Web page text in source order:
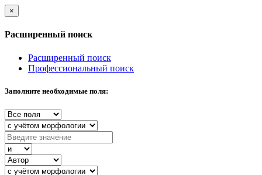
×
Расширенный поиск
Расширенный поиск
Профессиональный поиск
Заполните необходимые поля: